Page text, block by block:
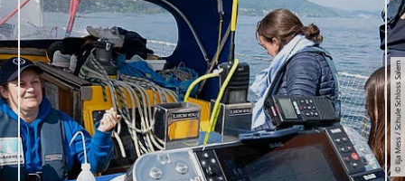
© Ilja Mess / Schule Schloss Salem